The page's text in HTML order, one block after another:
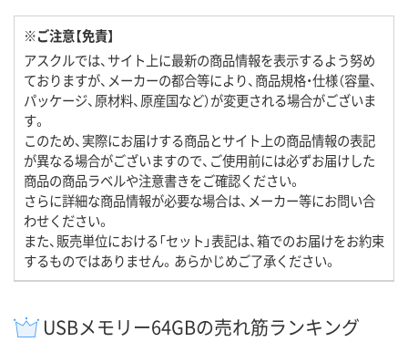
※ご注意【免責】
アスクルでは、サイト上に最新の商品情報を表示するよう努め
ておりますが、メーカーの都合等により、商品規格・仕様（容量、
パッケージ、原材料、原産国など）が変更される場合がございま
す。
このため、実際にお届けする商品とサイト上の商品情報の表記
が異なる場合がございますので、ご使用前には必ずお届けした
商品の商品ラベルや注意書きをご確認ください。
さらに詳細な商品情報が必要な場合は、メーカー等にお問い合
わせください。
また、販売単位における「セット」表記は、箱でのお届けをお約束
するものではありません。あらかじめご了承ください。
USBメモリー64GBの売れ筋ランキング